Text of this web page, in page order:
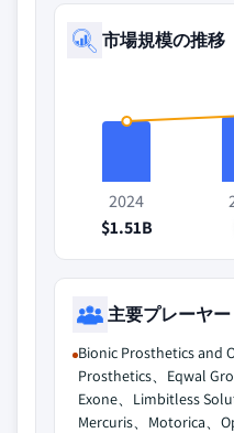
市場規模の推移
2024
$1.51B
主要プレーヤー
Bionic Prosthetics and
Prosthetics、Eqwal
Exone、Limbitless
Mercuris、Motorica、